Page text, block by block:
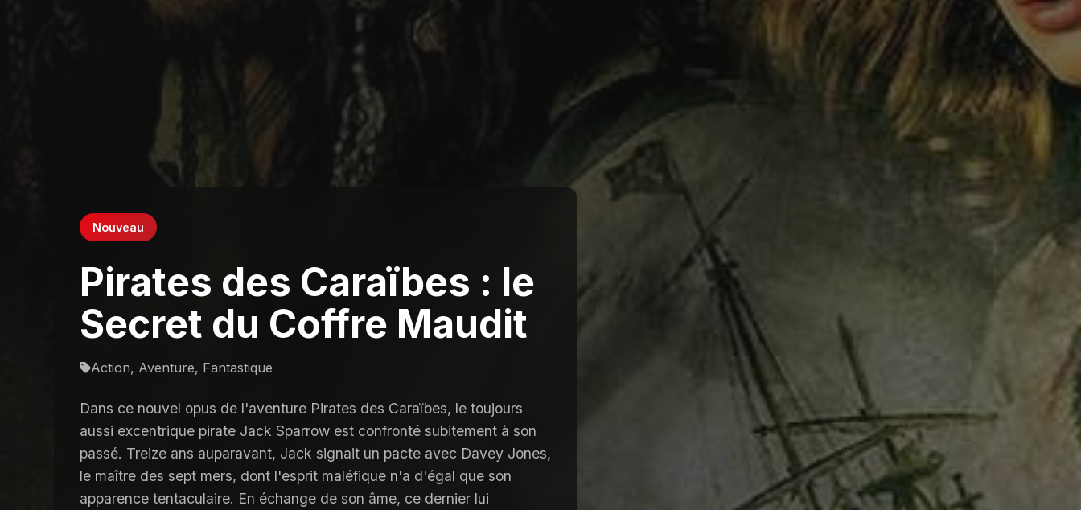
Nouveau
Pirates des Caraïbes : le
Secret du Coffre Maudit
Action, Aventure, Fantastique
Dans ce nouvel opus de l'aventure Pirates des Caraïbes, le toujours
aussi excentrique pirate Jack Sparrow est confronté subitement à son
passé. Treize ans auparavant, Jack signait un pacte avec Davey Jones,
le maître des sept mers, dont l'esprit maléfique n'a d'égal que son
apparence tentaculaire. En échange de son âme, ce dernier lui